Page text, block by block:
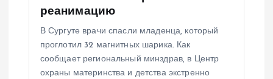
реанимацию
В Сургуте врачи спасли младенца, который
проглотил 32 магнитных шарика. Как
сообщает региональный минздрав, в Центр
охраны материнства и детства экстренно